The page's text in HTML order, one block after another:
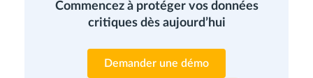
Commencez à protéger vos données
critiques dès aujourd’hui
Demander une démo